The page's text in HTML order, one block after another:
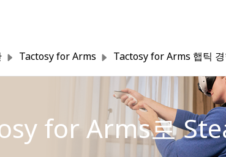
Tactosy for Arms Tactosy for Arms 햅틱 경
for Arms로